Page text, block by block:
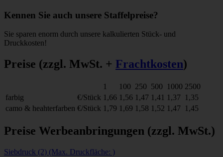
Kennen Sie auch unsere Staffelpreise?
Sie sparen enorm durch unsere kalkulierten Stück- und
Druckkosten!
Preise (zzgl. MwSt. + Frachtkosten)
1 100 250 500 1000 2500
farbig
€/Stück 1,66 1,56 1,47 1,41 1,37 1,35
camo & heahterfarben €/Stück 1,79 1,69 1,58 1,52 1,47 1,45
Preise Werbeanbringungen (zzgl. MwSt.)
Siebdruck (2) (Max. Druckfläche: )